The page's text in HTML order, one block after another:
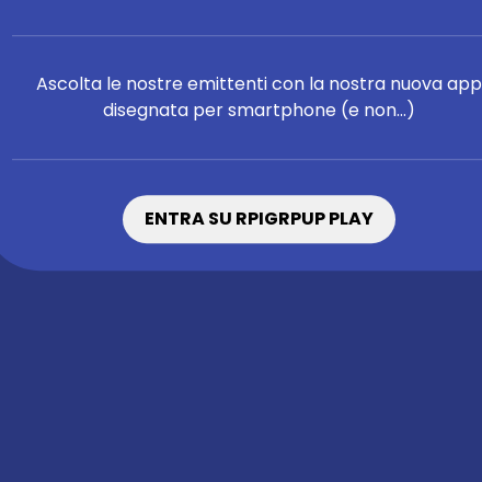
Ascolta le nostre emittenti con la nostra nuova app
disegnata per smartphone (e non...)
ENTRA SU RPIGRPUP PLAY